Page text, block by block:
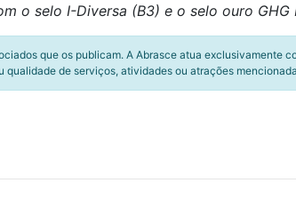
o selo I-Diversa (B3) e o selo ouro GHG
que os publicam. A Abrasce atua exclusivamente
de serviços, atividades ou atrações